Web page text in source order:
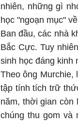
nhiên, những gì
học "ngoạn mục"
Ban đầu, các nhà
Bắc Cực. Tuy
sinh học đáng kinh
Theo ông
tập tính tích trữ
năm, thời gian còn
chúng thu gom và